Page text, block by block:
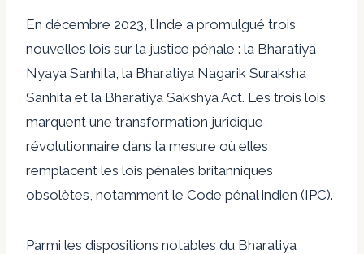
En décembre 2023, l’Inde a promulgué trois
nouvelles lois sur la justice pénale : la Bharatiya
Nyaya Sanhita, la Bharatiya Nagarik Suraksha
Sanhita et la Bharatiya Sakshya Act. Les trois lois
marquent une transformation juridique
révolutionnaire dans la mesure où elles
remplacent les lois pénales britanniques
obsolètes, notamment le Code pénal indien (IPC).
Parmi les dispositions notables du Bharatiya